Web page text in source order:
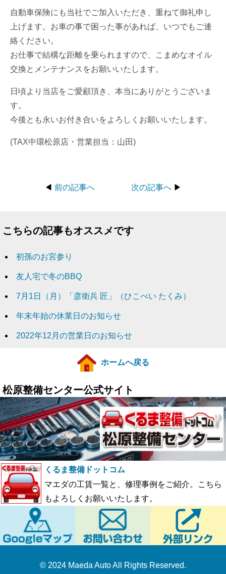
自動車保険にも当社でご加入いただき、重ねて御礼申し
上げます。お車の事で困った事があれば、いつでもご連
絡ください。
お仕事で結構な距離を乗られますので、こまめなオイル
交換とメンテナンスをお願いいたします。
日頃より当店をご愛顧頂き、本当にありがとうございま
す。
今後とも永いお付き合いをよろしくお願いいたします。
(TAX中環松原店・営業担当：山田)
◀ 前の記事へ 次の記事へ ▶
こちらの記事もオススメです
初孫のお宮参り
友人宅で冬のBBQ
7月1日（月）「彦衛兵 匠」（ひこべい たくみ）
年末年始の休業日のお知らせ
2022年12月の営業日のお知らせ
ホームへ戻る
松原整備センター公式サイト
くるま整備ドットコム
マエダの工賃一覧と、修理事例をご紹介。こちら
もよろしくお願いいたします。
© 2024 Maeda Auto All Rights Reserved.